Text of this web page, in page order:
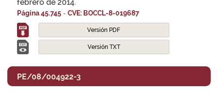
febrero de 2014.
Página 45.745 - CVE: BOCCL-8-019687
Versión PDF
Versión TXT
PE/08/004922-3